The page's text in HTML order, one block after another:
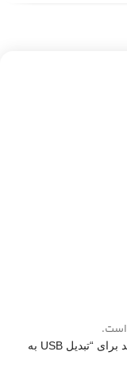
اولین نفری باشید که دیدگاهی را ارسال می کنید برای “تبدیل USB به